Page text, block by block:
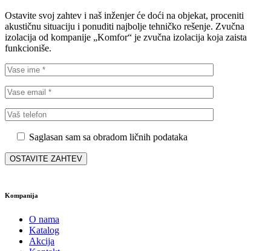
Ostavite svoj zahtev i naš inženjer će doći na objekat, proceniti
akustičnu situaciju i ponuditi najbolje tehničko rešenje. Zvučna
izolacija od kompanije „Komfor“ je zvučna izolacija koja zaista
funkcioniše.
Saglasan sam sa obradom ličnih podataka
Kompanija
O nama
Katalog
Akcija